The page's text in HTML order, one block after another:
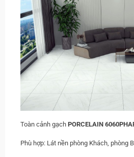
Toàn cảnh gạch PORCELAIN
Phù hợp: Lát nền phòng Khách, phòng